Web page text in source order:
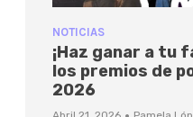
NOTICIAS
¡Haz ganar a tu
los premios de
2026